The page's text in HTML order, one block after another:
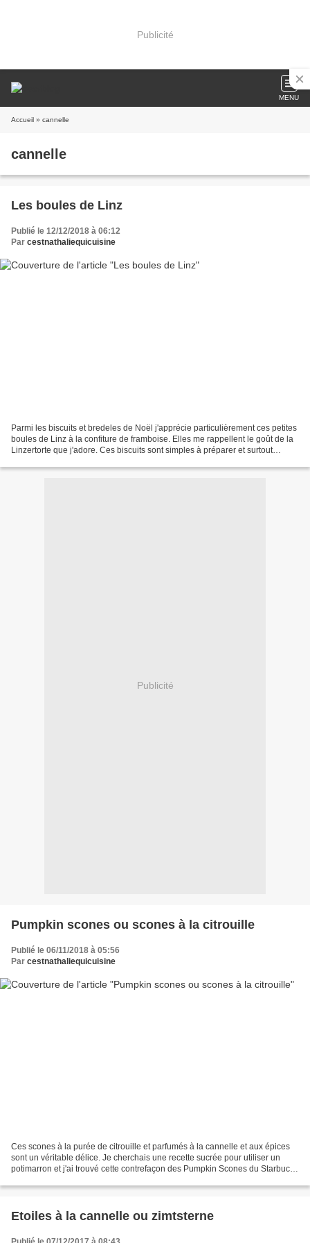
Publicité
MENU
Accueil » cannelle
cannelle
Les boules de Linz
Publié le 12/12/2018 à 06:12
Par cestnathaliequicuisine
Parmi les biscuits et bredeles de Noël j'apprécie particulièrement ces petites
boules de Linz à la confiture de framboise. Elles me rappellent le goût de la
Linzertorte que j'adore. Ces biscuits sont simples à préparer et surtout
Publicité
Pumpkin scones ou scones à la citrouille
Publié le 06/11/2018 à 05:56
Par cestnathaliequicuisine
Ces scones à la purée de citrouille et parfumés à la cannelle et aux épices
sont un véritable délice. Je cherchais une recette sucrée pour utiliser un
potimarron et j'ai trouvé cette contrefaçon des Pumpkin Scones du Starbucks
Etoiles à la cannelle ou zimtsterne